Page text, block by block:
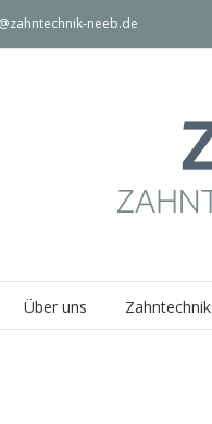
neeb.de
Über uns Zahntechnik